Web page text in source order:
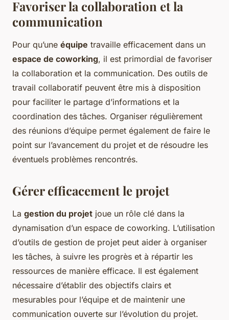
Favoriser la collaboration et la
communication
Pour qu’une équipe travaille efficacement dans un
espace de coworking, il est primordial de favoriser
la collaboration et la communication. Des outils de
travail collaboratif peuvent être mis à disposition
pour faciliter le partage d’informations et la
coordination des tâches. Organiser régulièrement
des réunions d’équipe permet également de faire le
point sur l’avancement du projet et de résoudre les
éventuels problèmes rencontrés.
Gérer efficacement le projet
La gestion du projet joue un rôle clé dans la
dynamisation d’un espace de coworking. L’utilisation
d’outils de gestion de projet peut aider à organiser
les tâches, à suivre les progrès et à répartir les
ressources de manière efficace. Il est également
nécessaire d’établir des objectifs clairs et
mesurables pour l’équipe et de maintenir une
communication ouverte sur l’évolution du projet.